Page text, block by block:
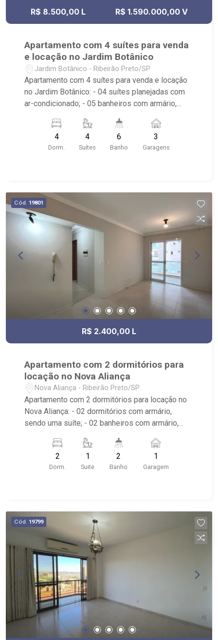
R$ 8.500,00 L R$ 1.590.000,00 V
Apartamento com 4 suítes para venda
e locação no Jardim Botânico
Jardim Botânico - Ribeirão Preto/SP
Apartamento com 4 suítes para venda e locação
no Jardim Botânico: - 04 suítes planejadas com
ar-condicionado; - 05 banheiros com armário,
dois ambientes; - Ventilador de teto no
apartamento; - Cozinha planejada; - Varanda
gourmet com fechamento em vidro; - Escritório; -
Quadra de Squash, Quadra Poliesportiva,
Playground, Academia e Lavanderia; - Junto ao
Parque Uber Sul, chocolateria Desejo e sabor,
próximo Quintal Niger, Crocodilo Botânico, Food
Park Sul e Fiusa Pet Concept.
4
Dorm.
4
Suítes
6
Banho
3
Garagens
Cód. 19801
R$ 2.400,00 L
Apartamento com 2 dormitórios para
locação no Nova Aliança
Nova Aliança - Ribeirão Preto/SP
Apartamento com 2 dormitórios para locação no
Nova Aliança: - 02 dormitórios com armário,
sendo uma suíte; - 02 banheiros com armário,
garagem; - Sala dois ambientes; - Varanda
gourmet; - Churrasqueira; - Cozinha americana
planejada; - Área de serviço planejada; - Edifício
2
Dorm.
1
Suite
2
Banho
1
Garagem
Cód. 19799